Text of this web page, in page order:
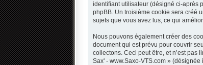
identifiant utilisateur (désigné ci-après
phpBB. Un troisième cookie sera créé
sujets que vous avez lus, ce qui
Nous pouvons également créer des
document qui est prévu pour couvrir
collectons. Ceci peut être, et n’est pas
Sax' - www.Saxo-VTS.com »